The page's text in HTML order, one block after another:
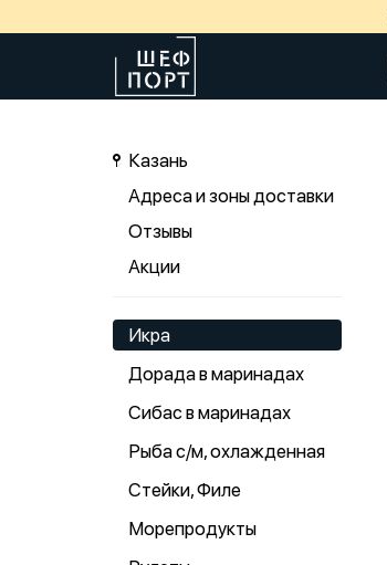
Казань
Адреса и зоны доставки
Отзывы
Акции
Икра
Дорада в маринадах
Сибас в маринадах
Рыба с/м, охлажденная
Стейки, Филе
Морепродукты